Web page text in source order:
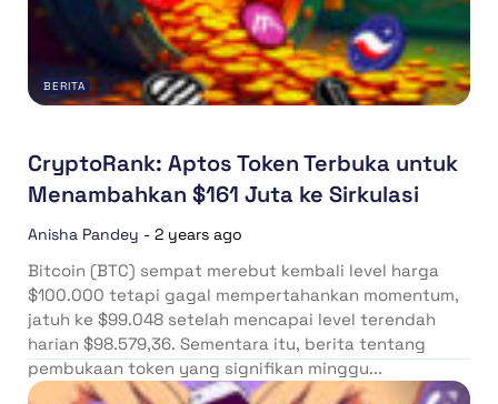
BERITA
CryptoRank: Aptos Token Terbuka untuk
Menambahkan $161 Juta ke Sirkulasi
Anisha Pandey - 2 years ago
Bitcoin (BTC) sempat merebut kembali level harga
$100.000 tetapi gagal mempertahankan momentum,
jatuh ke $99.048 setelah mencapai level terendah
harian $98.579,36. Sementara itu, berita tentang
pembukaan token yang signifikan minggu...